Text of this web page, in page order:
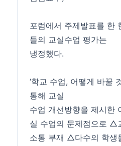
포럼에서 주제발표를 한
들의 교실수업 평가는
냉정했다.
‘학교 수업, 어떻게 바꿀
통해 교실
수업 개선방향을 제시한
실 수업의 문제점으로 △
소통 부재 △다수의 학생